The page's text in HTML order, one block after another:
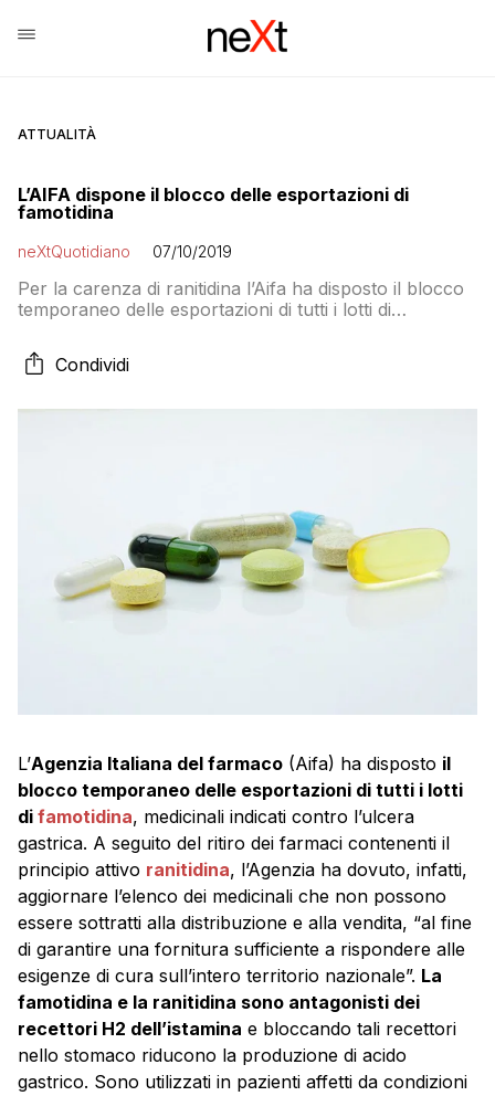
ATTUALITÀ
L’AIFA dispone il blocco delle esportazioni di
famotidina
neXtQuotidiano 07/10/2019
Per la carenza di ranitidina l’Aifa ha disposto il blocco
temporaneo delle esportazioni di tutti i lotti di
con film) da parte dei distributori all’ingrosso
Condividi
L’Agenzia Italiana del farmaco (Aifa) ha disposto il
blocco temporaneo delle esportazioni di tutti i lotti
di famotidina, medicinali indicati contro l’ulcera
gastrica. A seguito del ritiro dei farmaci contenenti il
principio attivo ranitidina, l’Agenzia ha dovuto, infatti,
aggiornare l’elenco dei medicinali che non possono
essere sottratti alla distribuzione e alla vendita, “al fine
di garantire una fornitura sufficiente a rispondere alle
esigenze di cura sull’intero territorio nazionale”. La
famotidina e la ranitidina sono antagonisti dei
recettori H2 dell’istamina e bloccando tali recettori
nello stomaco riducono la produzione di acido
gastrico. Sono utilizzati in pazienti affetti da condizioni